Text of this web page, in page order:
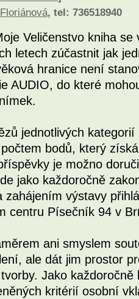
, tel: 736518940
Veličenstvo kniha
letech zúčastnit jak
hranice není
AUDIO, do které
jednotlivých
bodů, který
je možno
jako každoročně
zahájením výstavy
centru Písečník 94 v
ani smyslem
ale dát jim prostor
Jako
kritérií osobní